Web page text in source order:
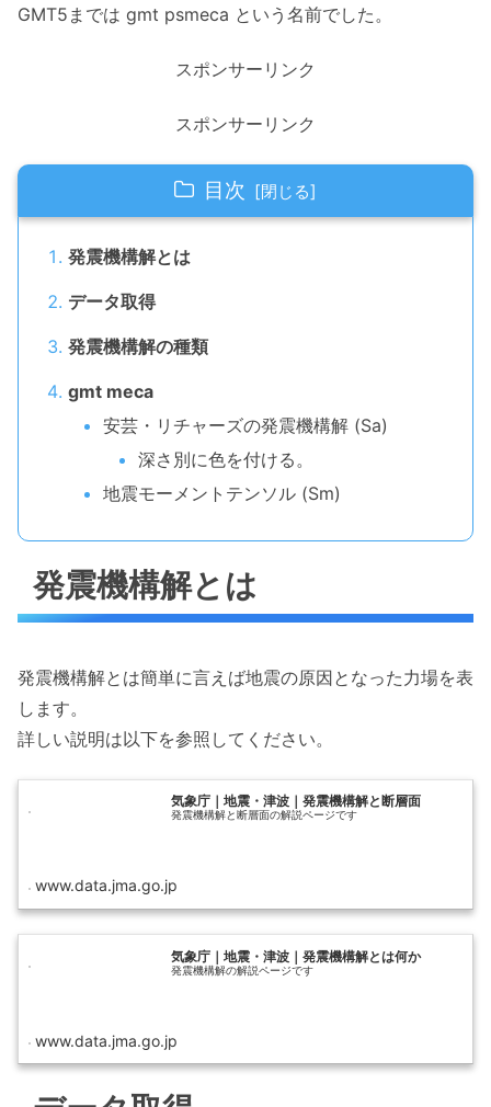
GMT5までは gmt psmeca という名前でした。
スポンサーリンク
スポンサーリンク
目次
発震機構解とは
データ取得
発震機構解の種類
gmt meca
安芸・リチャーズの発震機構解 (Sa)
深さ別に色を付ける。
地震モーメントテンソル (Sm)
発震機構解とは
発震機構解とは簡単に言えば地震の原因となった力場を表
します。
詳しい説明は以下を参照してください。
気象庁｜地震・津波｜発震機構解と断層面
発震機構解と断層面の解説ページです
www.data.jma.go.jp
気象庁｜地震・津波｜発震機構解とは何か
発震機構解の解説ページです
www.data.jma.go.jp